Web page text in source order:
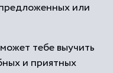
или
тебе выучить
и приятных